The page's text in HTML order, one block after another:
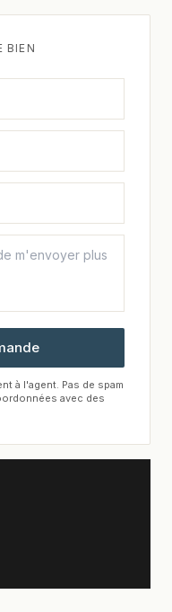
BIEN
à l'agent. Pas de spam
avec des